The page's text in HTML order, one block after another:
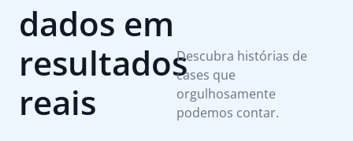
dados em
resultados
reais
Descubra histórias de
cases que
orgulhosamente
podemos contar.